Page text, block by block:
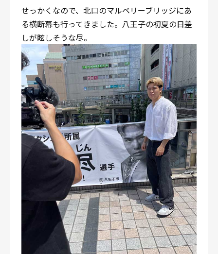
せっかくなので、北口のマルベリーブリッジにあ
る横断幕も行ってきました。八王子の初夏の日差
しが眩しそうな尽。